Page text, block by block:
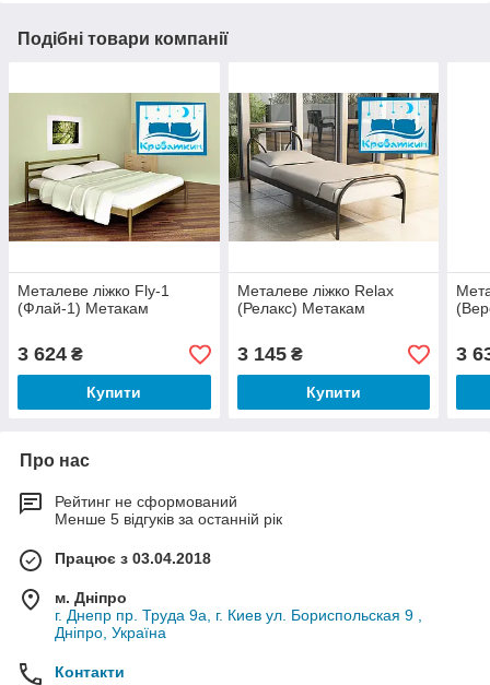
Подібні товари компанії
Металеве ліжко Fly-1
(Флай-1) Метакам
3 624 ₴
Купити
Металеве ліжко Relax
(Релакс) Метакам
3 145₴
Купити
3
Про нас
Рейтинг не сформований
Менше 5 відгуків за останній рік
Працює з 03.04.2018
м. Дніпро
г. Днепр пр. Труда 9а, г. Киев ул. Бориспольская 9 ,
Дніпро, Україна
Контакти